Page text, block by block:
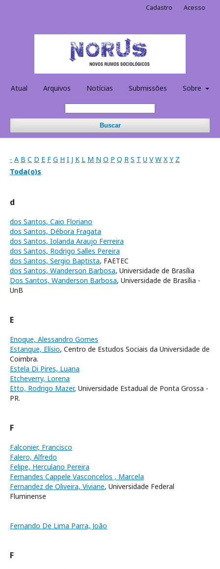
Atual Arquivos Notícias Submissões Sobre
Buscar
Cadastro Acesso
- A B C D E F G H I J K L M N O P Q R S T U V W X Y Z
Toda(o)s
d
dos Santos, Caio Floriano
dos Santos, Débora Fragata
dos Santos, Iolanda Araujo Ferreira
dos Santos, Rodrigo Salles Pereira
dos Santos, Sergio Baptista, FAETEC
dos Santos, Wanderson Barbosa, Universidade de Brasília
Dos Santos, Wanderson Barbosa, Universidade de Brasília -
UnB
E
Enoque, Alessandro Gomes
Estanque, Elísio, Centro de Estudos Sociais da Universidade de
Coimbra.
Estela Di Pires, Luana
Etcheverry, Lorena
Etto, Rodrigo Mazer, Universidade Estadual de Ponta Grossa -
PR.
F
Falconier, Francisco
Falero, Alfredo
Felipe, Herculano Pereira
Fernandes Cappele Vasconcelos , Marcela
Fernandez de Oliveira, Viviane, Universidade Federal
Fluminense
Fernando De Lima Parra, João
F